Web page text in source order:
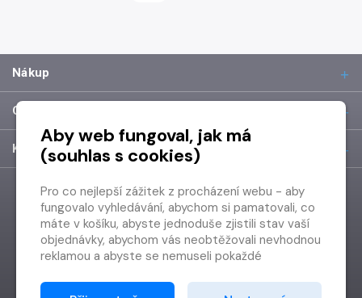
Nákup
O společnosti
Kontakt
Aby web fungoval, jak má
(souhlas s cookies)
Pro co nejlepší zážitek z procházení webu - aby
fungovalo vyhledávání, abychom si pamatovali, co
máte v košíku, abyste jednoduše zjistili stav vaší
objednávky, abychom vás neobtěžovali nevhodnou
reklamou a abyste se nemuseli pokaždé